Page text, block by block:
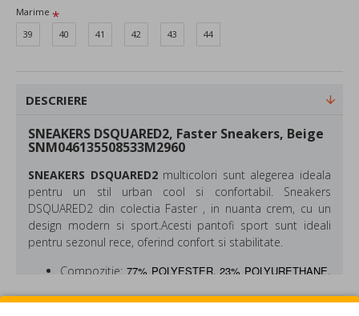
Marime
39
40 41 42 43 44
DESCRIERE
SNEAKERS DSQUARED2, Faster Sneakers, Beige
SNM046135508533M2960
SNEAKERS DSQUARED2 multicolori sunt alegerea ideala
pentru un stil urban cool si confortabil. Sneakers
DSQUARED2 din colectia Faster , in nuanta crem, cu un
design modern si sport.Acesti pantofi sport sunt ideali
pentru sezonul rece, oferind confort si stabilitate.
Compozitie: 77% POLYESTER, 23% POLYURETHANE,
25% ELASTODIENE, 15%POLYURETHANE